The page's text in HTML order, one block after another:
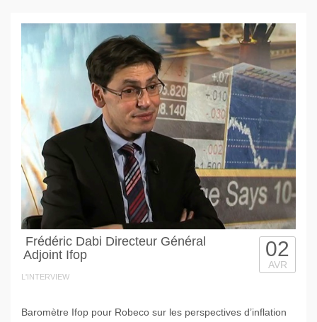
Frédéric Dabi Directeur Général
Adjoint Ifop
L'INTERVIEW
02
AVR
Baromètre Ifop pour Robeco sur les perspectives d’inflation